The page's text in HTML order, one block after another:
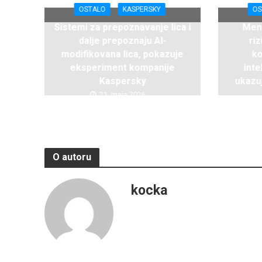
OSTALO KASPERSKY
Sistemi za prepoznavanje lica i
dalje prepoznaju AI-
modifikovana lica, pokazuje
eksperiment kompanije
Kaspersky
21. maja 2026.
O autoru
kocka